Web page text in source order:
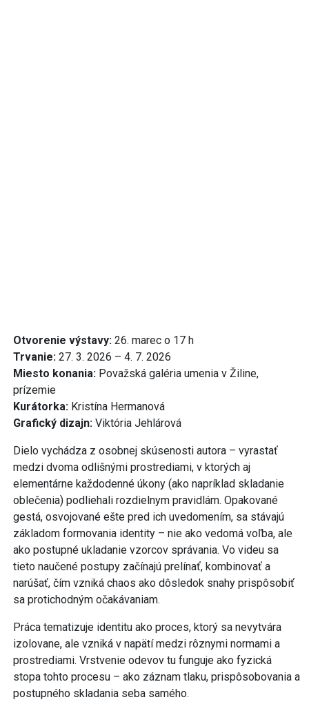
Otvorenie výstavy: 26. marec o 17 h
Trvanie: 27. 3. 2026 – 4. 7. 2026
Miesto konania: Považská galéria umenia v Žiline,
prízemie
Kurátorka: Kristína Hermanová
Grafický dizajn: Viktória Jehlárová
Dielo vychádza z osobnej skúsenosti autora – vyrastať
medzi dvoma odlišnými prostrediami, v ktorých aj
elementárne každodenné úkony (ako napríklad skladanie
oblečenia) podliehali rozdielnym pravidlám. Opakované
gestá, osvojované ešte pred ich uvedomením, sa stávajú
základom formovania identity – nie ako vedomá voľba, ale
ako postupné ukladanie vzorcov správania. Vo videu sa
tieto naučené postupy začínajú prelínať, kombinovať a
narúšať, čím vzniká chaos ako dôsledok snahy prispôsobiť
sa protichodným očakávaniam.
Práca tematizuje identitu ako proces, ktorý sa nevytvára
izolovane, ale vzniká v napätí medzi rôznymi normami a
prostrediami. Vrstvenie odevov tu funguje ako fyzická
stopa tohto procesu – ako záznam tlaku, prispôsobovania a
postupného skladania seba samého.